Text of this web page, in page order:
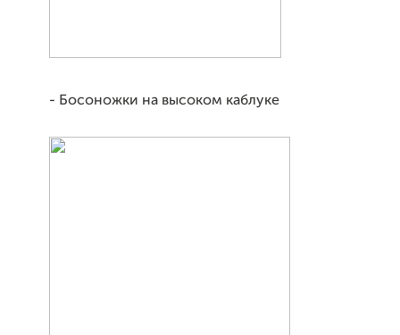
- Босоножки на высоком каблуке